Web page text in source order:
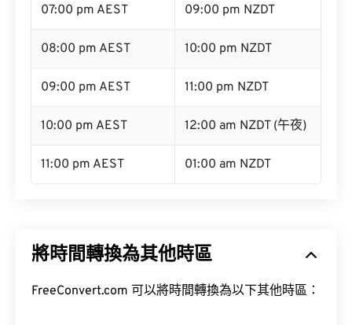
07:00 pm AEST 09:00 pm NZDT
08:00 pm AEST 10:00 pm NZDT
09:00 pm AEST 11:00 pm NZDT
10:00 pm AEST 12:00 am NZDT (午夜)
11:00 pm AEST 01:00 am NZDT
將時間轉換為其他時區
FreeConvert.com 可以將時間轉換為以下其他時區：